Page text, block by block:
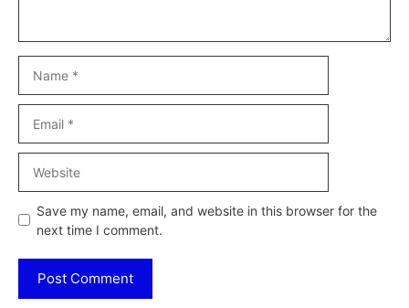
Save my name, email, and website in this browser for the
next time I comment.